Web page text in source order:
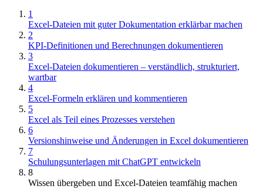
1
Excel-Dateien mit guter Dokumentation erklärbar machen
2
KPI-Definitionen und Berechnungen dokumentieren
3
Excel-Dateien dokumentieren – verständlich, strukturiert,
wartbar
4
Excel-Formeln erklären und kommentieren
5
Excel als Teil eines Prozesses verstehen
6
Versionshinweise und Änderungen in Excel dokumentieren
7
Schulungsunterlagen mit ChatGPT entwickeln
8
Wissen übergeben und Excel-Dateien teamfähig machen